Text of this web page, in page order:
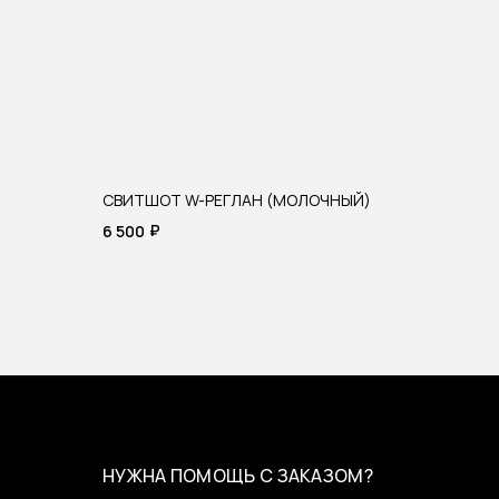
СВИТШОТ W-РЕГЛАН (МОЛОЧНЫЙ)
6 500 ₽
НУЖНА ПОМОЩЬ С ЗАКАЗОМ?